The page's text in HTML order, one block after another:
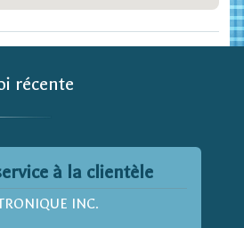
récente
à la clientèle
INC.